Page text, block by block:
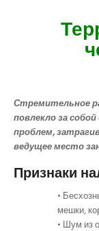
Стремительное
повлекло за
проблем,
ведущее место
Признаки
•
мешки,
• Шум из